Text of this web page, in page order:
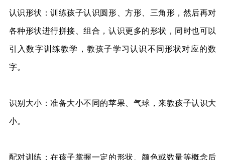
认识形状：训练孩子认识圆形、方形、三角形，然后再对
各种形状进行拼接、组合，认识更多的形状，同时也可以
引入数字训练教学，教孩子学习认识不同形状对应的数
字。
识别大小：准备大小不同的苹果、气球，来教孩子认识大
小。
配对训练：在孩子掌握一定的形状、颜色或数量等概念后